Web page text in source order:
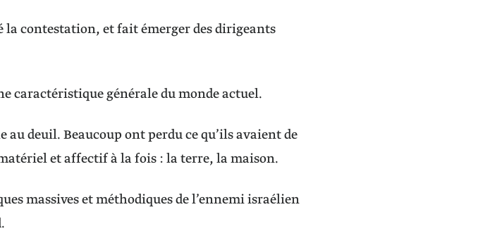
contestation, et fait émerger des dirigeants
caractéristique générale du monde actuel.
au deuil. Beaucoup ont perdu ce qu’ils avaient de
et affectif à la fois : la terre, la maison.
massives et méthodiques de l’ennemi israélien